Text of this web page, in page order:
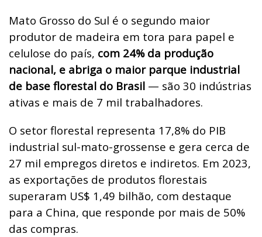
Mato Grosso do Sul é o segundo maior
produtor de madeira em tora para papel e
celulose do país, com 24% da produção
nacional, e abriga o maior parque industrial
de base florestal do Brasil — são 30 indústrias
ativas e mais de 7 mil trabalhadores.
O setor florestal representa 17,8% do PIB
industrial sul-mato-grossense e gera cerca de
27 mil empregos diretos e indiretos. Em 2023,
as exportações de produtos florestais
superaram US$ 1,49 bilhão, com destaque
para a China, que responde por mais de 50%
das compras.